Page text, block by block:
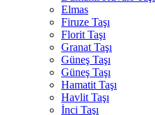
Elmas
Firuze Taşı
Florit Taşı
Granat Taşı
Güneş Taşı
Güneş Taşı
Hamatit Taşı
Havlit Taşı
İnci Taşı